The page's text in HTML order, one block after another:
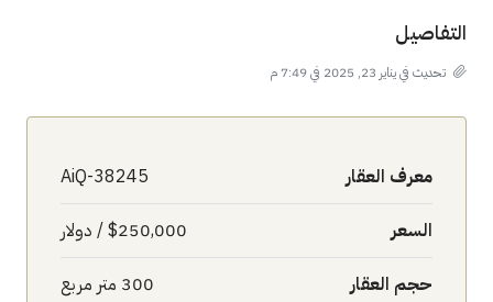
التفاصيل
تحديث في يناير 23, 2025 في 7:49 م
معرف العقار AiQ-38245
السعر $250,000 / دولار
حجم العقار 300 متر مربع